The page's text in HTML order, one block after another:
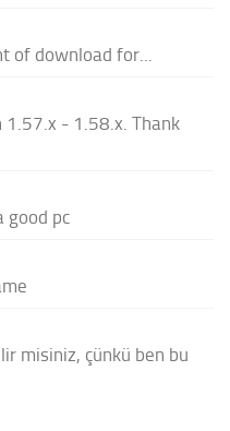
of download for...
1.57.x - 1.58.x. Thank
good pc
misiniz, çünkü ben bu